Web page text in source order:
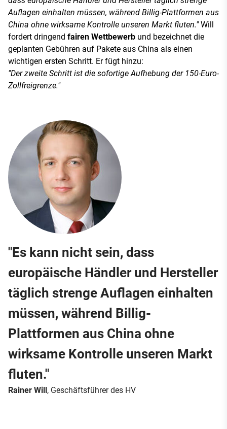
Auflagen einhalten müssen, während Billig-Plattformen aus
China ohne wirksame Kontrolle unseren Markt fluten."Will
fordert dringend fairen Wettbewerb und bezeichnet die
geplanten Gebühren auf Pakete aus China als einen
wichtigen ersten Schritt. Er fügt hinzu:
"Der zweite Schritt ist die sofortige Aufhebung der 150-Euro-
Zollfreigrenze."
"Es kann nicht sein, dass
europäische Händler und Hersteller
täglich strenge Auflagen einhalten
müssen, während Billig-
Plattformen aus China ohne
wirksame Kontrolle unseren Markt
fluten."
Rainer Will, Geschäftsführer des HV